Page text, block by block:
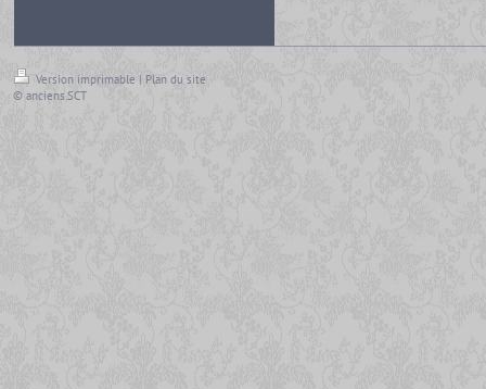
Version imprimable | Plan du site
© anciens.SCT